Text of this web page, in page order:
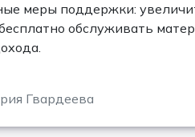
меры поддержки:
обслуживать
Гвардеева